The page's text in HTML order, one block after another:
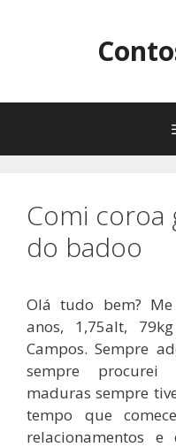
Comi coroa
do badoo
Olá tudo bem?
anos, 1,75alt,
Campos. Sempre
sempre procurei
maduras sempre
tempo que
relacionamentos